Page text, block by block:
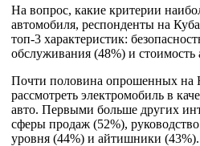
На вопрос, какие критерии
автомобиля, респонденты на
топ-3 характеристик:
обслуживания (48%) и стоимость
Почти половина опрошенных на
рассмотреть электромобиль в
авто. Первыми больше других
сферы продаж (52%),
уровня (44%) и айтишники (43%).